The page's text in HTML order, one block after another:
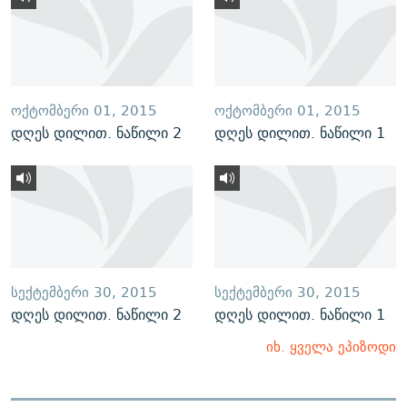
ᲝᲥᲢᲝᲛᲑᲔᲠᲘ 01, 2015
დღეს დილით. ნაწილი 2
ᲝᲥᲢᲝᲛᲑᲔᲠᲘ 01, 2015
დღეს დილით. ნაწილი 1
ᲡᲔᲥᲢᲔᲛᲑᲔᲠᲘ 30, 2015
დღეს დილით. ნაწილი 2
ᲡᲔᲥᲢᲔᲛᲑᲔᲠᲘ 30, 2015
დღეს დილით. ნაწილი 1
იხ. ყველა ეპიზოდი